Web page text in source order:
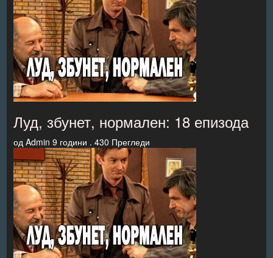
Луд, збунет, нормален: 18 епизода
од Admin 9 години . 430 Прегледи